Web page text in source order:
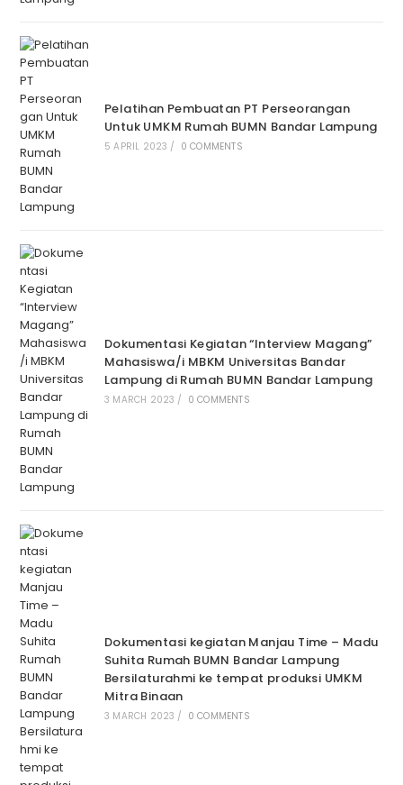
Pelatihan Pembuatan PT Perseorangan
Untuk UMKM Rumah BUMN Bandar Lampung
5 APRIL 2023 / 0 COMMENTS
Dokumentasi Kegiatan “Interview Magang”
Mahasiswa/i MBKM Universitas Bandar
Lampung di Rumah BUMN Bandar Lampung
3 MARCH 2023 / 0 COMMENTS
Dokumentasi kegiatan Manjau Time – Madu
Suhita Rumah BUMN Bandar Lampung
Bersilaturahmi ke tempat produksi UMKM
Mitra Binaan
3 MARCH 2023 / 0 COMMENTS